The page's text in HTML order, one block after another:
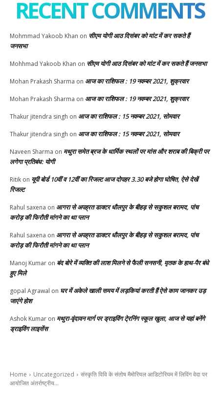
RECENT COMMENTS
Mohmmad Yakoob Khan on सीएम योगी आठ दिसंबर को मांट में कर सकते हैं
जनसभा
Mohhmad Yakoob Khan on सीएम योगी आठ दिसंबर को मांट में कर सकते हैं जनसभा
Mohan Prakash Sharma on आज का राशिफल : 19 नवम्बर 2021, शुक्रवार
Mohan Prakash Sharma on आज का राशिफल : 19 नवम्बर 2021, शुक्रवार
Thakur jitendra singh on आज का राशिफल : 15 नवम्बर 2021, सोमवार
Thakur jitendra singh on आज का राशिफल : 15 नवम्बर 2021, सोमवार
Naveen Sharma on मथुरा समेत ब्रज के धार्मिक स्थलों पर मांस और शराब की बिक्री पर
लगेगा प्रतिबंध: योगी
Ritik on यूपी बोर्ड 10वीं व 12वीं का रिजल्ट आज दोपहर 3.30 बजे होगा घोषित, ऐसे देखें
रिजल्ट
Rahul saxena on आगरा से अपह्रत डाक्टर धौलपुर के बीहड़ से सकुशल बरामद, पांच
करोड़ की फिरौती मांगने का था प्लान
Rahul saxena on आगरा से अपह्रत डाक्टर धौलपुर के बीहड़ से सकुशल बरामद, पांच
करोड़ की फिरौती मांगने का था प्लान
Manoj Kumar on बंद बोरे में व्यक्ति की लाश मिलने से फैली सनसनी, मृतक के हाथ-पैर बंधे
हुए मिले
gopal Agrawal on घर में अकेले खाली समय में लड़कियां करती हैं ऐसे काम जानकर उड़
जाएंगे होश
Ashok Kumar on मथुरा-वृंदावन मार्ग पर ड्राइविंग टे्रनिंग स्कूल खुला, आज से यहां बनेंगे
ड्राइविंग लाइसेंस